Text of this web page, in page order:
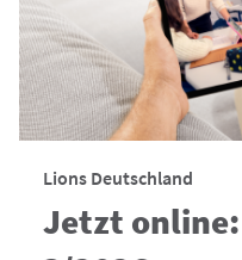
Lions Deutschland
Jetzt online: